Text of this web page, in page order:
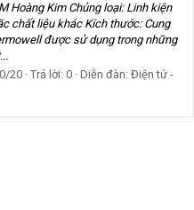
Hoàng Kim Chủng loại: Linh kiện
chất liệu khác Kích thước: Cung
được sử dụng trong những
20 Trả lời: 0 Diễn đàn: Điện tử -